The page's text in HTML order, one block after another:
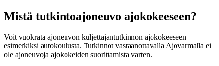
Mistä tutkintoajoneuvo ajokokeeseen?
Voit vuokrata ajoneuvon kuljettajantutkinnon ajokokeeseen
esimerkiksi autokoulusta. Tutkinnot vastaanottavalla Ajovarmalla ei
ole ajoneuvoja ajokokeiden suorittamista varten.